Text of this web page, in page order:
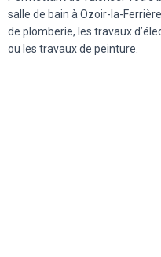
salle de bain à Ozoir-la-
de plomberie, les travaux
ou les travaux de peinture.